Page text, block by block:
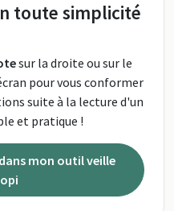
toute simplicité
sur la droite ou sur le
pour vous conformer
suite à la lecture d'un
et pratique !